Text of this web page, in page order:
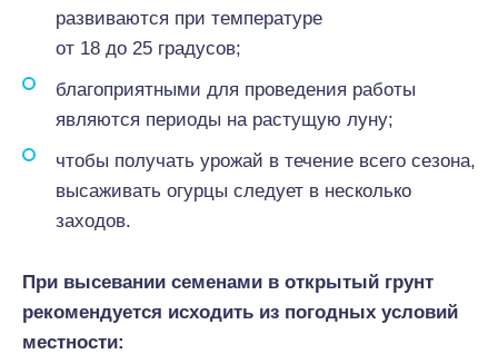
развиваются при температуре
от 18 до 25 градусов;
благоприятными для проведения работы
являются периоды на растущую луну;
чтобы получать урожай в течение всего сезона,
высаживать огурцы следует в несколько
заходов.
При высевании семенами в открытый грунт
рекомендуется исходить из погодных условий
местности: